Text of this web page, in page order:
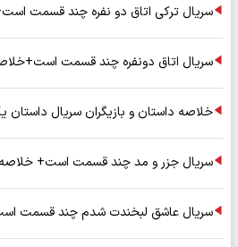
سریال ترکی اتاق دو نفره چند قسمت
سریال اتاق دونفره چند قسمت
خلاصه داستان و بازیگران سریال
سریال جزر و مد چند قسمت است+ خلاصه
سریال عاشق لبخندت شدم چند قسمت